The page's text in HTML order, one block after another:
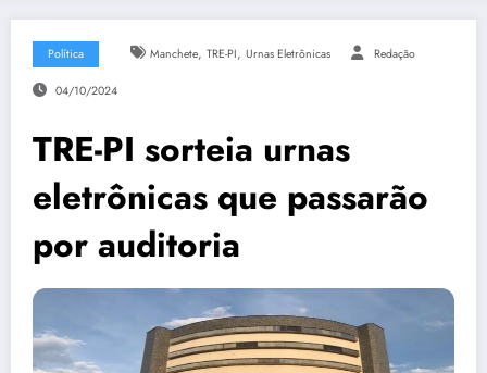
Política Manchete, TRE-PI, Urnas Eletrônicas Redação
04/10/2024
TRE-PI sorteia urnas
eletrônicas que passarão
por auditoria